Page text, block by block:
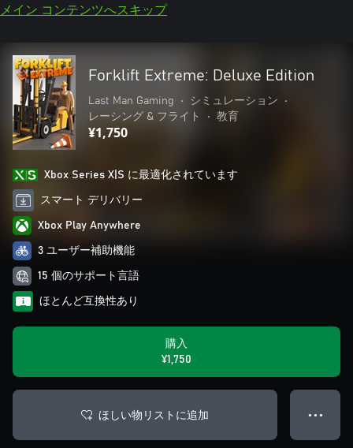
メイン コンテンツへスキップ
Forklift Extreme: Deluxe Edition
Last Man Gaming • シミュレーション
•
レーシング & フライト
• 教育
¥1,750
Xbox Series X|S に最適化されています
スマート デリバリー
Xbox Play Anywhere
3 ユーザー補助機能
15 個のサポート言語
ほとんど互換性あり
購入
¥1,750
ほしい物リストに追加 ● ● ●